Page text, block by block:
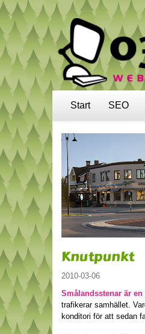
Start SEO
Knutpunkt
2010-03-06
Smålandsstenar är
trafikerar samhället.
konditori för att sedan